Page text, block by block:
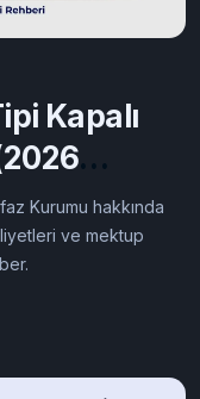
Kapalı
Kurumu hakkında
ve mektup